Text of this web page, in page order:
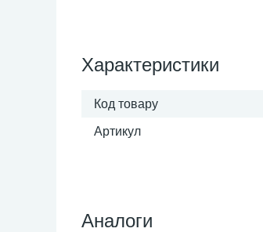
Характеристики
Код товару
Артикул
Аналоги